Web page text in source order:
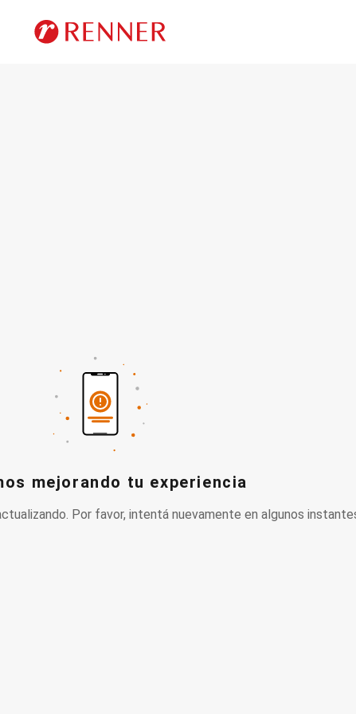
mejorando tu experiencia
Por favor, intentá nuevamente en algunos